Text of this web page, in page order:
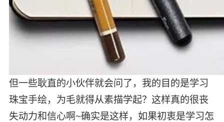
但一些耿直的小伙伴就会问了，我的目的是学习
珠宝手绘，为毛就得从素描学起？这样真的很丧
失动力和信心啊~确实是这样，如果初衷是学习怎